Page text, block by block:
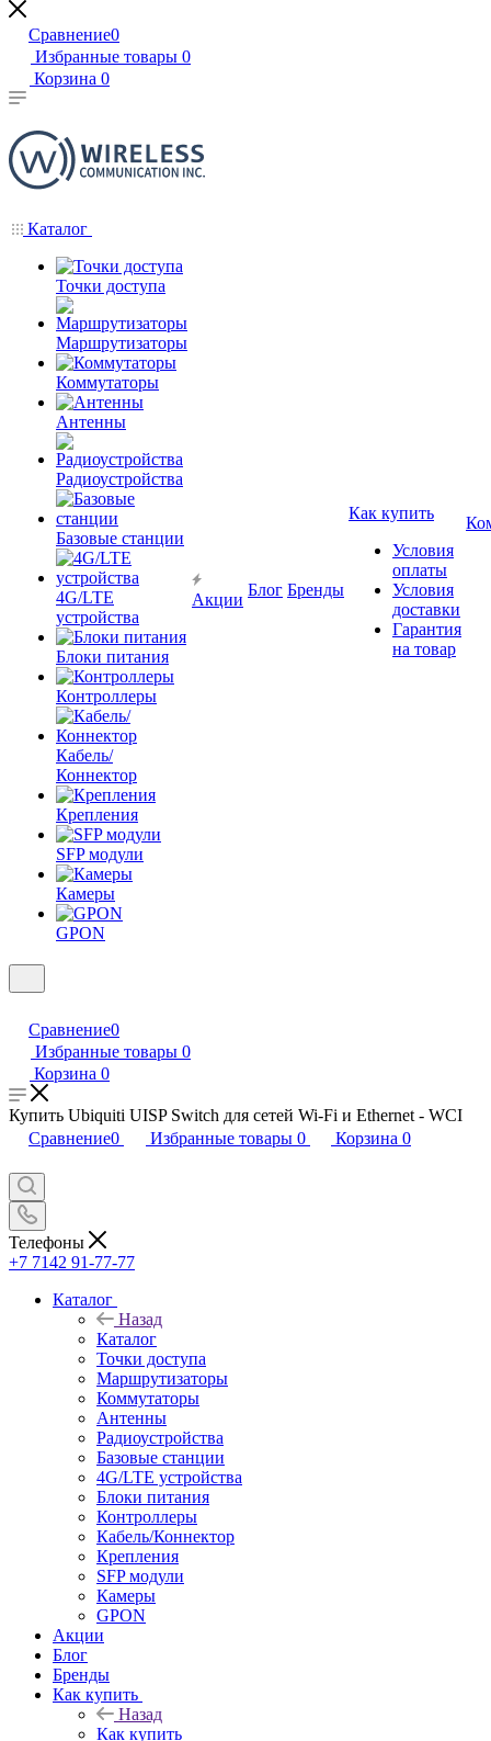
Сравнение0
Избранные товары 0
Корзина 0
Каталог
Точки доступа
Маршрутизаторы
Коммутаторы
Антенны
Радиоустройства
Базовые станции
4G/LTE
устройства
Блоки питания
Контроллеры
Кабель/
Коннектор
Крепления
SFP модули
Камеры
GPON
Акции
Блог Бренды
Как купить
Условия
оплаты
Условия
доставки
Гарантия
на товар
Сравнение0
Избранные товары 0
Корзина 0
Купить Ubiquiti UISP Switch для сетей Wi-Fi и Ethernet - WCI
Сравнение0 Избранные товары 0 Корзина 0
Телефоны
+7 7142 91-77-77
Каталог
Назад
Каталог
Точки доступа
Маршрутизаторы
Коммутаторы
Антенны
Радиоустройства
Базовые станции
4G/LTE устройства
Блоки питания
Контроллеры
Кабель/Коннектор
Крепления
SFP модули
Камеры
GPON
Акции
Блог
Бренды
Как купить
Назад
Как купить